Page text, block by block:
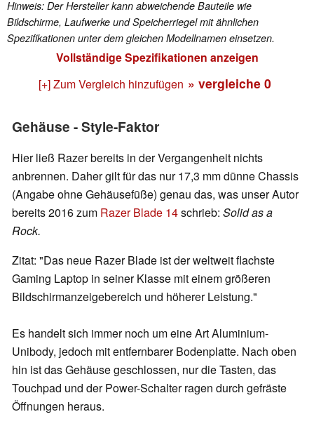
Hinweis: Der Hersteller kann abweichende Bauteile wie
Bildschirme, Laufwerke und Speicherriegel mit ähnlichen
Spezifikationen unter dem gleichen Modellnamen einsetzen.
Vollständige Spezifikationen anzeigen
[+] Zum Vergleich hinzufügen » vergleiche 0
Gehäuse - Style-Faktor
Hier ließ Razer bereits in der Vergangenheit nichts
anbrennen. Daher gilt für das nur 17,3 mm dünne Chassis
(Angabe ohne Gehäusefüße) genau das, was unser Autor
bereits 2016 zum Razer Blade 14schrieb: Solid as a
Rock.
Zitat: "Das neue Razer Blade ist der weltweit flachste
Gaming Laptop in seiner Klasse mit einem größeren
Bildschirmanzeigebereich und höherer Leistung."
Es handelt sich immer noch um eine Art Aluminium-
Unibody, jedoch mit entfernbarer Bodenplatte. Nach oben
hin ist das Gehäuse geschlossen, nur die Tasten, das
Touchpad und der Power-Schalter ragen durch gefräste
Öffnungen heraus.